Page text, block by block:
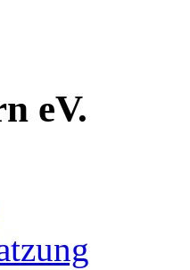
eV.